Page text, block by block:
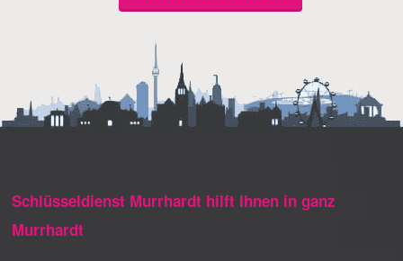
Schlüsseldienst Murrhardt hilft Ihnen in ganz
Murrhardt